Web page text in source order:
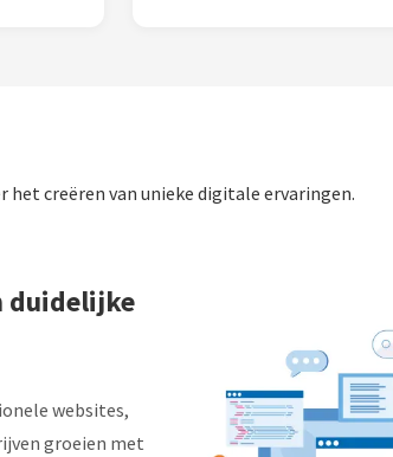
het creëren van unieke digitale ervaringen.
duidelijke
websites,
groeien met